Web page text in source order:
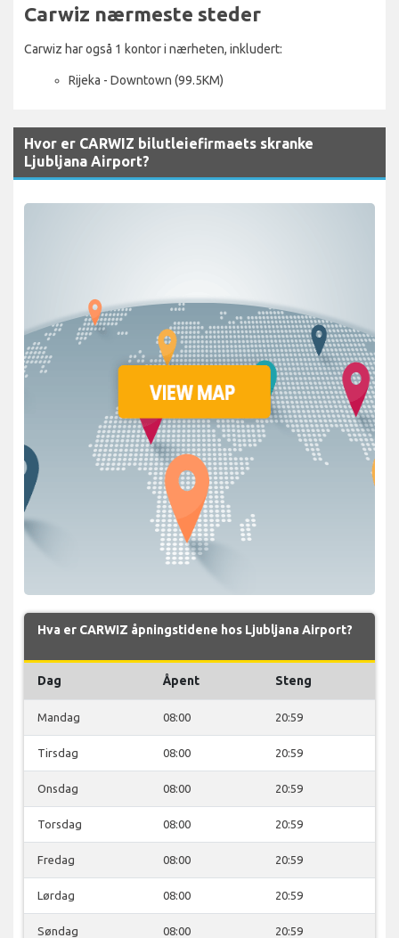
Carwiz nærmeste steder
Carwiz har også 1 kontor i nærheten, inkludert:
Rijeka - Downtown (99.5KM)
Hvor er CARWIZ bilutleiefirmaets skranke
Ljubljana Airport?
Hva er CARWIZ åpningstidene hos Ljubljana Airport?
Dag Åpent Steng
Mandag 08:00 20:59
Tirsdag 08:00 20:59
Onsdag 08:00 20:59
Torsdag 08:00 20:59
Fredag 08:00 20:59
Lørdag 08:00 20:59
Søndag 08:00 20:59